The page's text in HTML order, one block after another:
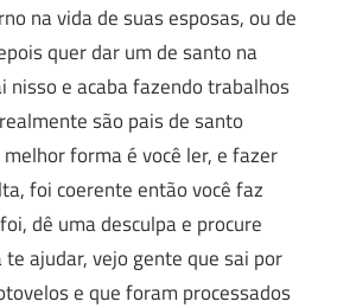
na vida de suas esposas, ou de
quer dar um de santo na
nisso e acaba fazendo trabalhos
são pais de santo
forma é você ler, e fazer
foi coerente então você faz
dê uma desculpa e procure
ajudar, vejo gente que sai por
e que foram processados